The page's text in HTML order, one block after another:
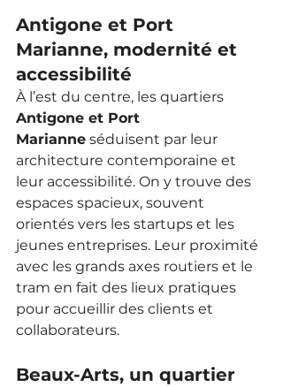
Antigone et Port
Marianne, modernité et
accessibilité
À l’est du centre, les quartiers
Antigone et Port
Marianne séduisent par leur
architecture contemporaine et
leur accessibilité. On y trouve des
espaces spacieux, souvent
orientés vers les startups et les
jeunes entreprises. Leur proximité
avec les grands axes routiers et le
tram en fait des lieux pratiques
pour accueillir des clients et
collaborateurs.
Beaux-Arts, un quartier